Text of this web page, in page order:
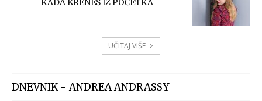
KADA KRENEŠ IZ POČETKA
UČITAJ VIŠE
DNEVNIK - ANDREA ANDRASSY